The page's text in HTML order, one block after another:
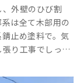
外壁のひび割
は全て木部用の
止め塗料で。気
り工事でしっか